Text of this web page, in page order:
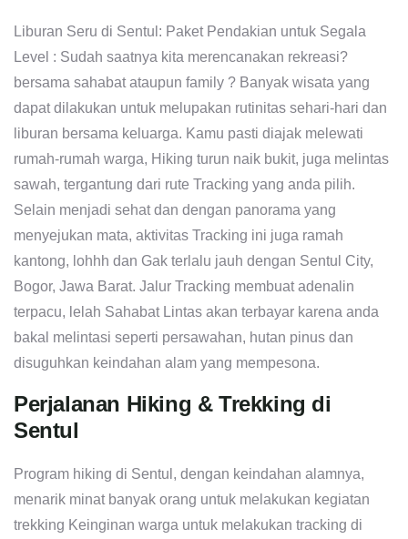
Liburan Seru di Sentul: Paket Pendakian untuk Segala
Level : Sudah saatnya kita merencanakan rekreasi?
bersama sahabat ataupun family ? Banyak wisata yang
dapat dilakukan untuk melupakan rutinitas sehari-hari dan
liburan bersama keluarga. Kamu pasti diajak melewati
rumah-rumah warga, Hiking turun naik bukit, juga melintas
sawah, tergantung dari rute Tracking yang anda pilih.
Selain menjadi sehat dan dengan panorama yang
menyejukan mata, aktivitas Tracking ini juga ramah
kantong, lohhh dan Gak terlalu jauh dengan Sentul City,
Bogor, Jawa Barat. Jalur Tracking membuat adenalin
terpacu, lelah Sahabat Lintas akan terbayar karena anda
bakal melintasi seperti persawahan, hutan pinus dan
disuguhkan keindahan alam yang mempesona.
Perjalanan Hiking & Trekking di
Sentul
Program hiking di Sentul, dengan keindahan alamnya,
menarik minat banyak orang untuk melakukan kegiatan
trekking Keinginan warga untuk melakukan tracking di